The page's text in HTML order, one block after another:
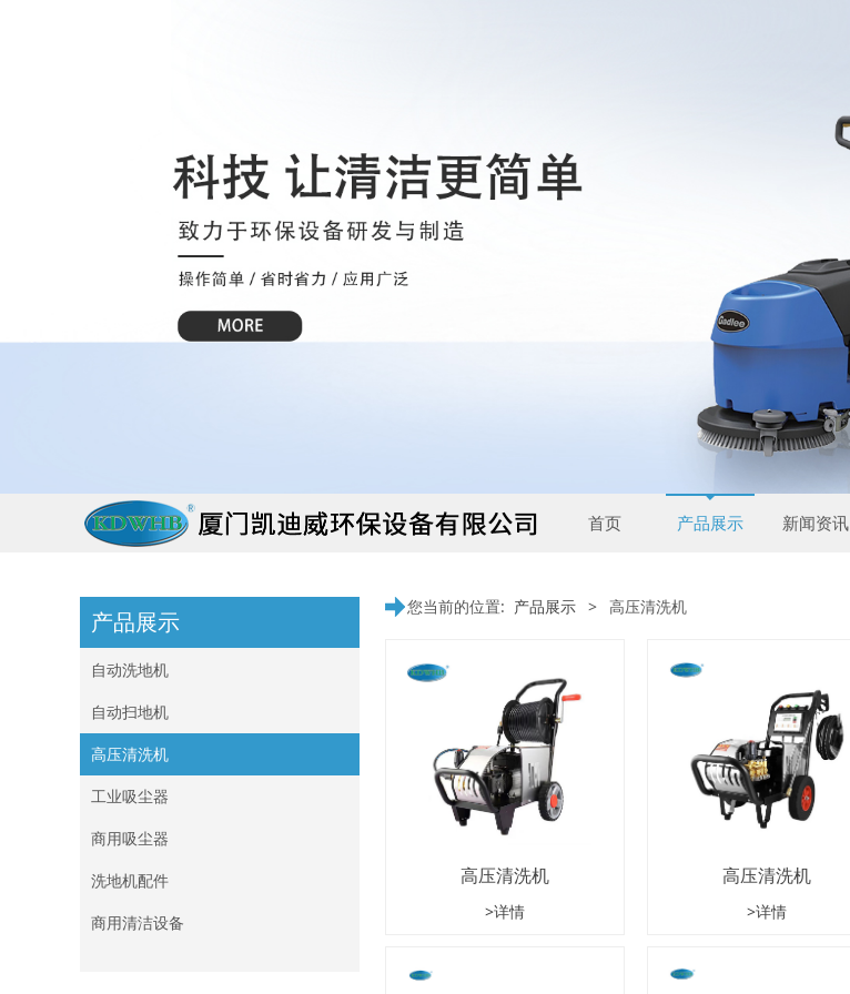
首页 产品展示 新闻资讯
产品展示
自动洗地机
自动扫地机
高压清洗机
工业吸尘器
商用吸尘器
洗地机配件
商用清洁设备
您当前的位置: 产品展示 > 高压清洗机
高压清洗机
>详情
高压清洗机
>详情